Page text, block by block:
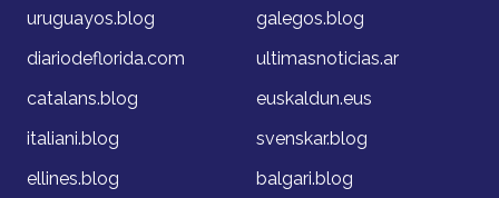
uruguayos.blog
galegos.blog
diariodeflorida.com
ultimasnoticias.ar
catalans.blog
euskaldun.eus
italiani.blog
svenskar.blog
ellines.blog
balgari.blog